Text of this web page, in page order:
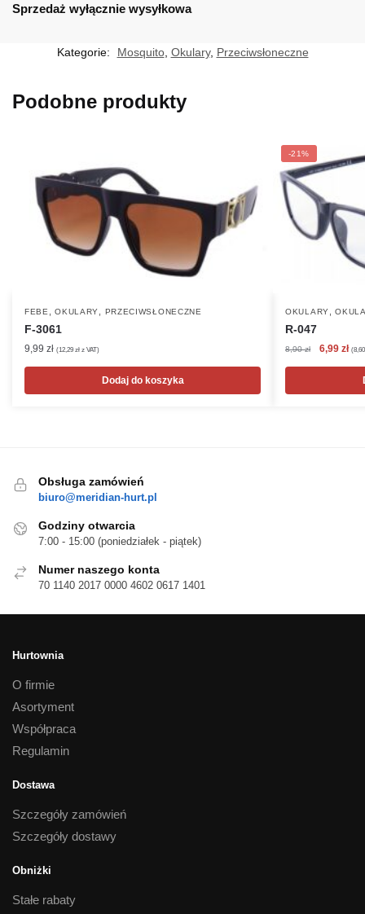
Sprzedaż wyłącznie wysyłkowa
Kategorie: Mosquito, Okulary, Przeciwsłoneczne
Podobne produkty
FEBE ,OKULARY PRZECIWSŁONECZNE
F-3061
9,99 zł (12,29 zł z VAT)
Dodaj do koszyka
-21%
OKULARY ,
R-047
8,90zł
Pierwotna
8,90 zł.
6,99 zł (
Obsługa zamówień
biuro@meridian-hurt.pl
Godziny otwarcia
7:00 - 15:00 (poniedziałek - piątek)
Numer naszego konta
70 1140 2017 0000 4602 0617 1401
Hurtownia
O firmie
Asortyment
Współpraca
Regulamin
Dostawa
Szczegóły zamówień
Szczegóły dostawy
Obniżki
Stałe rabaty